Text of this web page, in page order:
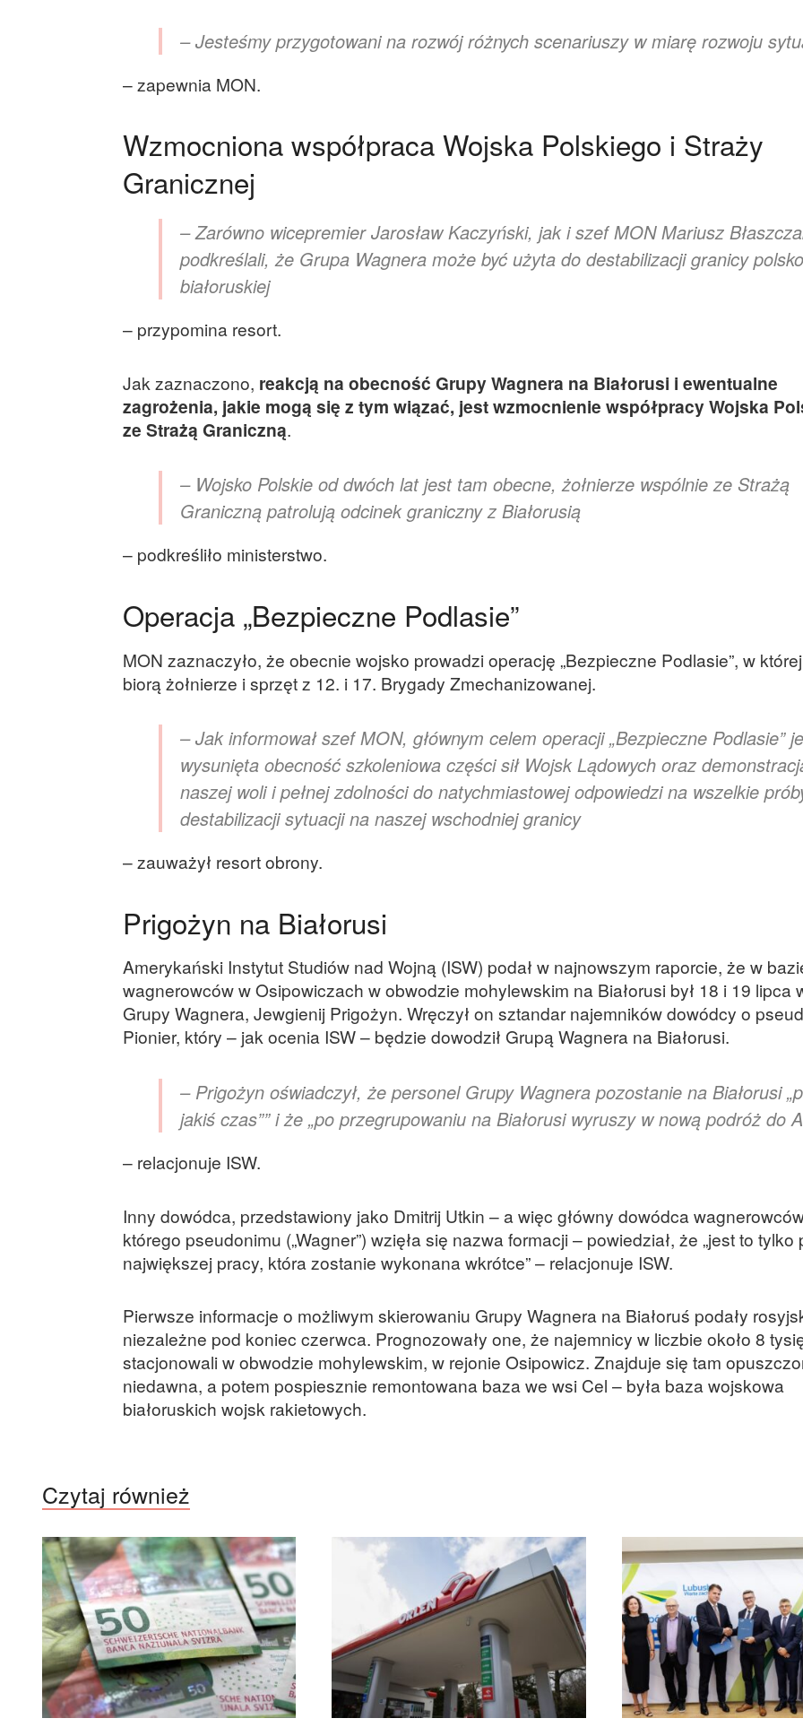
– Jesteśmy przygotowani na rozwój różnych scenariuszy w miarę rozwoju
– zapewnia MON.
Wzmocniona współpraca Wojska Polskiego i Straży
Granicznej
– Zarówno wicepremier Jarosław Kaczyński, jak i szef MON Mariusz
podkreślali, że Grupa Wagnera może być użyta do destabilizacji granicy
białoruskiej
– przypomina resort.
Jak zaznaczono, reakcją na obecność Grupy Wagnera na Białorusi i ewentualne
zagrożenia, jakie mogą się z tym wiązać, jest wzmocnienie współpracy Wojska
ze Strażą Graniczną.
– Wojsko Polskie od dwóch lat jest tam obecne, żołnierze wspólnie ze Strażą
Graniczną patrolują odcinek graniczny z Białorusią
– podkreśliło ministerstwo.
Operacja „Bezpieczne Podlasie”
MON zaznaczyło, że obecnie wojsko prowadzi operację „Bezpieczne Podlasie”, w
biorą żołnierze i sprzęt z 12. i 17. Brygady Zmechanizowanej.
– Jak informował szef MON, głównym celem operacji „Bezpieczne Podlasie”
wysunięta obecność szkoleniowa części sił Wojsk Lądowych oraz
naszej woli i pełnej zdolności do natychmiastowej odpowiedzi na wszelkie
destabilizacji sytuacji na naszej wschodniej granicy
– zauważył resort obrony.
Prigożyn na Białorusi
Amerykański Instytut Studiów nad Wojną (ISW) podał w najnowszym raporcie, że w
wagnerowców w Osipowiczach w obwodzie mohylewskim na Białorusi był 18 i 19 lipca
Grupy Wagnera, Jewgienij Prigożyn. Wręczył on sztandar najemników dowódcy o
Pionier, który – jak ocenia ISW – będzie dowodził Grupą Wagnera na Białorusi.
– Prigożyn oświadczył, że personel Grupy Wagnera pozostanie na Białorusi
jakiś czas”” i że „po przegrupowaniu na Białorusi wyruszy w nową podróż do
– relacjonuje ISW.
Inny dowódca, przedstawiony jako Dmitrij Utkin – a więc główny dowódca
którego pseudonimu („Wagner”) wzięła się nazwa formacji – powiedział, że „jest to tylko
największej pracy, która zostanie wykonana wkrótce” – relacjonuje ISW.
Pierwsze informacje o możliwym skierowaniu Grupy Wagnera na Białoruś podały
niezależne pod koniec czerwca. Prognozowały one, że najemnicy w liczbie około 8
stacjonowali w obwodzie mohylewskim, w rejonie Osipowicz. Znajduje się tam
niedawna, a potem pospiesznie remontowana baza we wsi Cel – była baza wojskowa
białoruskich wojsk rakietowych.
Czytaj również